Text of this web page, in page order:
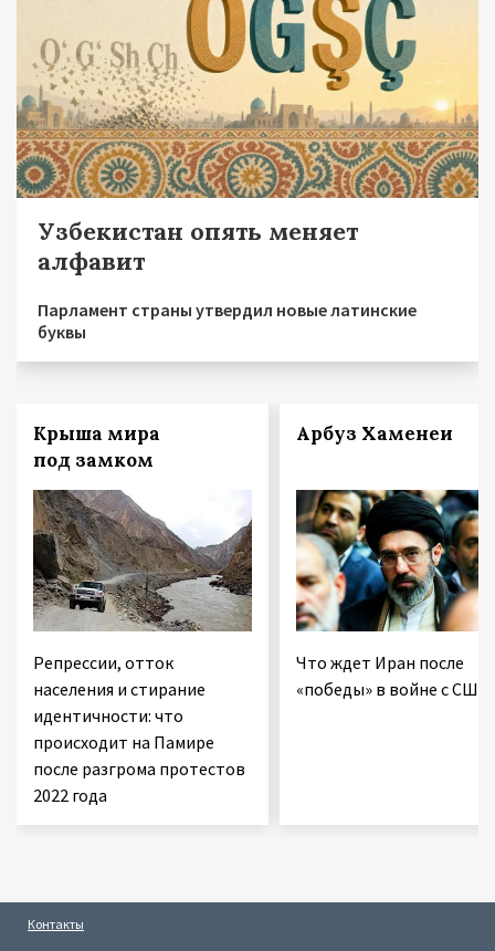
Узбекистан опять меняет
алфавит
Парламент страны утвердил новые латинские
буквы
Крыша мира
под замком
Репрессии, отток
населения и стирание
идентичности: что
происходит на Памире
после разгрома протестов
2022 года
Арбуз Хаменеи
Что ждет Иран после
«победы» в войне с США
Контакты